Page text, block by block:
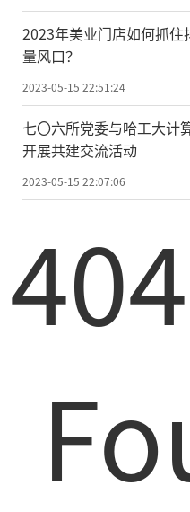
2023年美业门店如何抓住
量风口？
2023-05-15 22:51:24
七〇六所党委与哈工大计
开展共建交流活动
2023-05-15 22:07:06